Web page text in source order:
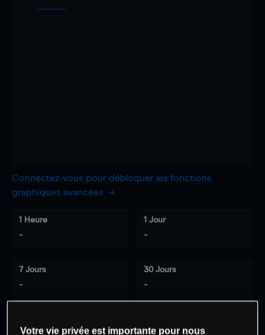
Connectez-vous pour débloquer les fonctions
graphiques avancées
1 Heure
-
1 Jour
-
7 Jours
-
30 Jours
-
Votre vie privée est importante pour nous